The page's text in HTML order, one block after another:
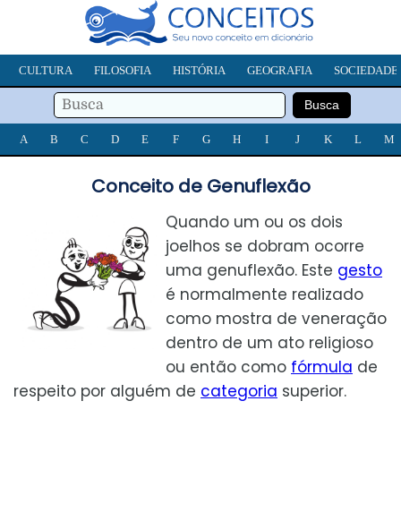
CULTURA FILOSOFIA HISTÓRIA GEOGRAFIA SOCIEDADE
A B C D E F G H I J K L M
Conceito de Genuflexão
Quando um ou os dois
joelhos se dobram ocorre
uma genuflexão. Este gesto
é normalmente realizado
como mostra de veneração
dentro de um ato religioso
ou então como fórmula de
respeito por alguém de categoria superior.